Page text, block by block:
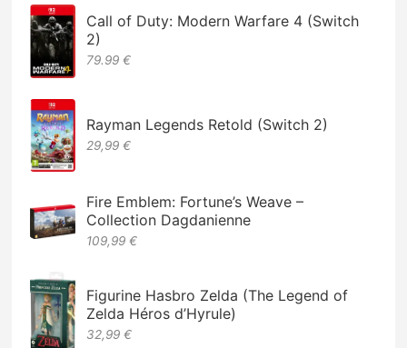
Call of Duty: Modern Warfare 4 (Switch
2)
79.99 €
Rayman Legends Retold (Switch 2)
29,99 €
Fire Emblem: Fortune’s Weave –
Collection Dagdanienne
109,99 €
Figurine Hasbro Zelda (The Legend of
Zelda Héros d’Hyrule)
32,99 €